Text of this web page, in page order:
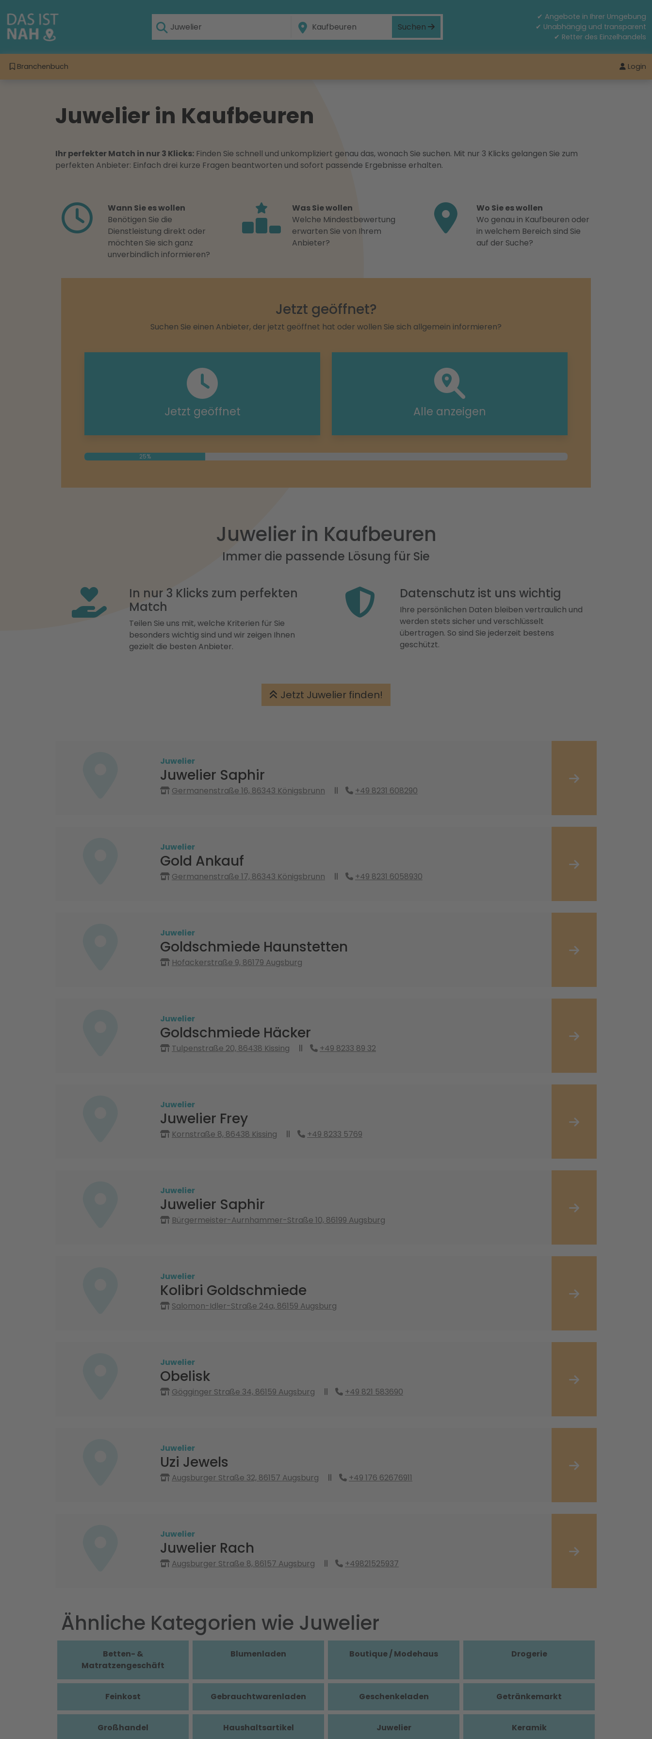
Suchen
✔ Angebote in Ihrer Umgebung
✔ Unabhängig und transparent
✔ Retter des Einzelhandels
Branchenbuch Login
Juwelier in Kaufbeuren
Ihr perfekter Match in nur 3 Klicks: Finden Sie schnell und unkompliziert genau das, wonach Sie suchen. Mit nur 3 Klicks gelangen Sie zum
perfekten Anbieter: Einfach drei kurze Fragen beantworten und sofort passende Ergebnisse erhalten.
Wann Sie es wollen
Benötigen Sie die
Dienstleistung direkt oder
möchten Sie sich ganz
unverbindlich informieren?
Was Sie wollen
Welche Mindestbewertung
erwarten Sie von Ihrem
Anbieter?
Wo Sie es wollen
Wo genau in Kaufbeuren oder
in welchem Bereich sind Sie
auf der Suche?
Jetzt geöffnet?
Suchen Sie einen Anbieter, der jetzt geöffnet hat oder wollen Sie sich allgemein informieren?
Jetzt geöffnet Alle anzeigen
25%
Juwelier in Kaufbeuren
Immer die passende Lösung für Sie
In nur 3 Klicks zum perfekten
Match
Teilen Sie uns mit, welche Kriterien für Sie
besonders wichtig sind und wir zeigen Ihnen
gezielt die besten Anbieter.
Datenschutz ist uns wichtig
Ihre persönlichen Daten bleiben vertraulich und
werden stets sicher und verschlüsselt
übertragen. So sind Sie jederzeit bestens
geschützt.
Jetzt Juwelier finden!
Juwelier
Juwelier Saphir
Germanenstraße 16, 86343 Königsbrunn +49 8231 608290
Juwelier
Gold Ankauf
Germanenstraße 17, 86343 Königsbrunn +49 8231 6058930
Juwelier
Goldschmiede Haunstetten
Hofackerstraße 9, 86179 Augsburg
Juwelier
Goldschmiede Häcker
Tulpenstraße 20, 86438 Kissing +49 8233 89 32
Juwelier
Juwelier Frey
Kornstraße 8, 86438 Kissing +49 8233 5769
Juwelier
Juwelier Saphir
Bürgermeister-Aurnhammer-Straße 10, 86199 Augsburg
Juwelier
Kolibri Goldschmiede
Salomon-Idler-Straße 24a, 86159 Augsburg
Juwelier
Obelisk
Gögginger Straße 34, 86159 Augsburg +49 821 583690
Juwelier
Uzi Jewels
Augsburger Straße 32, 86157 Augsburg +49 176 62676911
Juwelier
Juwelier Rach
Augsburger Straße 8, 86157 Augsburg +49821525937
Ähnliche Kategorien wie Juwelier
Betten- &
Matratzengeschäft
Blumenladen Boutique / Modehaus Drogerie
Feinkost Gebrauchtwarenladen Geschenkeladen Getränkemarkt
Großhandel Haushaltsartikel Juwelier Keramik